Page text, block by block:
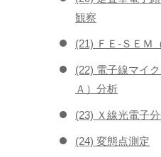
観察
(21) ＦＥ-ＳＥＭ
(22) 電子線マイ
Ａ）分析
(23) Ｘ線光電子
(24) 変態点測定